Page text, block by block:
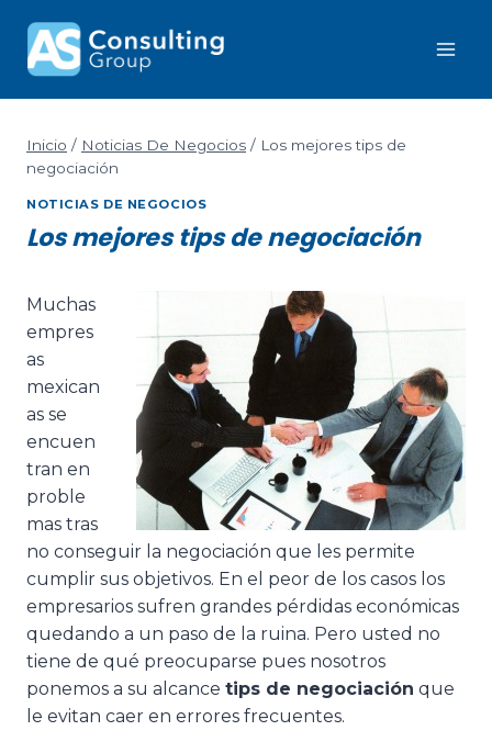
Inicio / Noticias De Negocios / Los mejores tips de
negociación
NOTICIAS DE NEGOCIOS
Los mejores tips de negociación
Muchas
empres
as
mexican
as se
encuen
tran en
proble
mas tras
no conseguir la negociación que les permite
cumplir sus objetivos. En el peor de los casos los
empresarios sufren grandes pérdidas económicas
quedando a un paso de la ruina. Pero usted no
tiene de qué preocuparse pues nosotros
ponemos a su alcance tips de negociación que
le evitan caer en errores frecuentes.